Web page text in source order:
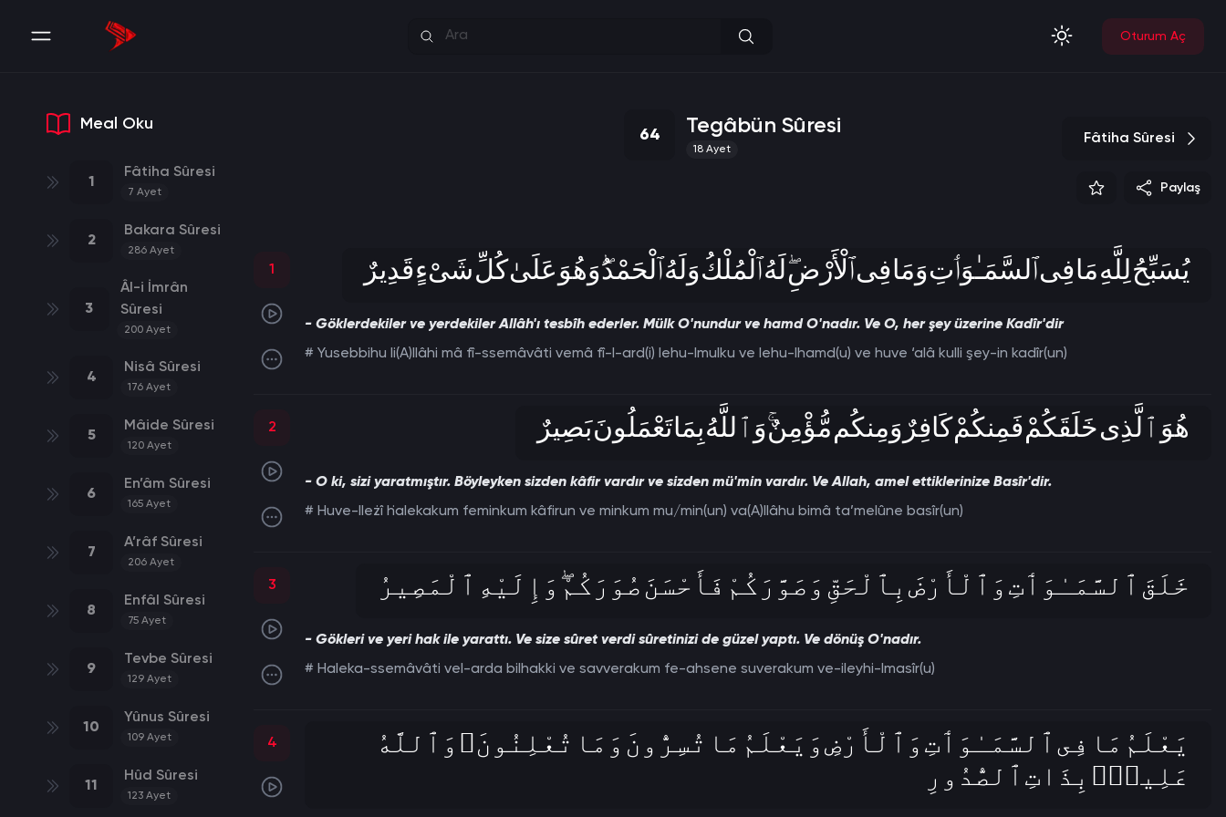
Oturum Aç
Meal Oku
1
Fâtiha Sûresi
7 Ayet
2
Bakara Sûresi
286 Ayet
3
Âl-i İmrân
Sûresi
200Ayet
4
Nisâ Sûresi
176 Ayet
5
Mâide Sûresi
120 Ayet
6
En’âm Sûresi
165 Ayet
7
A’râf Sûresi
206 Ayet
8
Enfâl Sûresi
75 Ayet
9
Tevbe Sûresi
129 Ayet
10
Yûnus Sûresi
109 Ayet
11
Hûd Sûresi
123 Ayet
64 Tegâbün Sûresi
18 Ayet
Fâtiha Sûresi
Paylaş
1 يُسَبِّحُ لِلَّهِ مَا فِى ٱلسَّمَـٰوَٲتِ وَمَا فِى ٱلْأَرْضِ‌ۖ لَهُ ٱلْمُلْكُ وَلَهُ ٱلْحَمْدُ‌ۖ وَهُوَ عَلَىٰ كُلِّ شَىْءٍ قَدِيرٌ
- Göklerdekiler ve yerdekiler Allâh'ı tesbîh ederler. Mülk O'nundur ve hamd O'nadır. Ve O, her şey üzerine Kadîr'dir
# Yusebbihu li(A)llâhi mâ fî-ssemâvâti vemâ fî-l-ard(i) lehu-lmulku ve lehu-lhamd(u) ve huve ‘alâ kulli şey-in kadîr(un)
2 هُوَ ٱلَّذِى خَلَقَكُمْ فَمِنكُمْ كَافِرٌ وَمِنكُم مُّؤْمِنٌ‌ۚ وَٱللَّهُ بِمَا تَعْمَلُونَ بَصِيرٌ
- O ki, sizi yaratmıştır. Böyleyken sizden kâfir vardır ve sizden mü'min vardır. Ve Allah, amel ettiklerinize Basîr'dir.
# Huve-lleżî ḣalekakum feminkum kâfirun ve minkum mu/min(un) va(A)llâhu bimâ ta’melûne basîr(un)
3 خَلَقَ ٱلسَّمَـٰوَٲتِ وَٱلْأَرْضَ بِٱلْحَقِّ وَصَوَّرَكُمْ فَأَحْسَنَ صُوَرَكُمْ‌ۖ وَإِلَيْهِ ٱلْمَصِيرُ
- Gökleri ve yeri hak ile yarattı. Ve size sûret verdi sûretinizi de güzel yaptı. Ve dönüş O'nadır.
# Ḣaleka-ssemâvâti vel-arda bilhakki ve savverakum fe-ahsene suverakum ve-ileyhi-lmasîr(u)
4
يَعْلَمُ مَا فِى ٱلسَّمَـٰوَٲتِ وَٱلْأَرْضِ وَيَعْلَمُ مَا تُسِرُّونَ وَمَا تُعْلِنُونَ‌ۚ وَٱللَّهُ
عَلِيمُۢ بِذَاتِ ٱلصُّدُورِ